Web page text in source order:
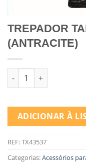
TREPADOR
(ANTRACITE)
Quantidade de
ADICIONAR À
REF:TX43537
Categorias:Acessórios